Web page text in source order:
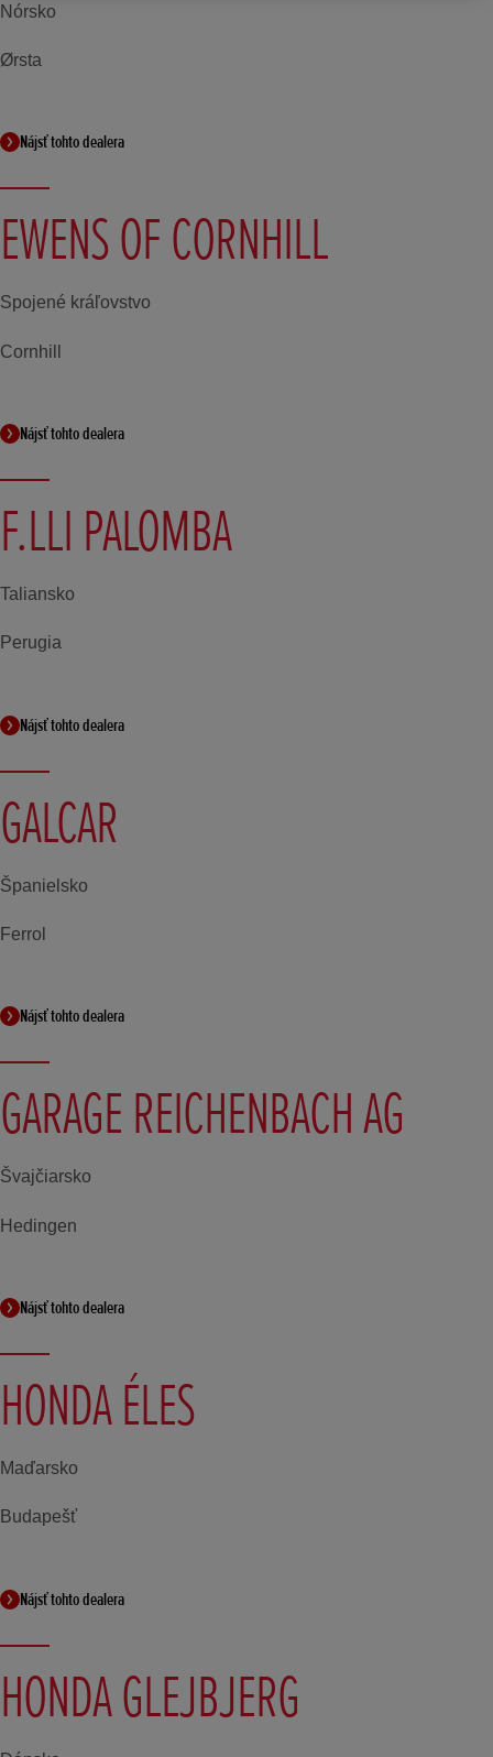
Nórsko
Ørsta
Nájsť tohto dealera
EWENS OF CORNHILL
Spojené kráľovstvo
Cornhill
Nájsť tohto dealera
F.LLI PALOMBA
Taliansko
Perugia
Nájsť tohto dealera
GALCAR
Španielsko
Ferrol
Nájsť tohto dealera
GARAGE REICHENBACH AG
Švajčiarsko
Hedingen
Nájsť tohto dealera
HONDA ÉLES
Maďarsko
Budapešť
Nájsť tohto dealera
HONDA GLEJBJERG